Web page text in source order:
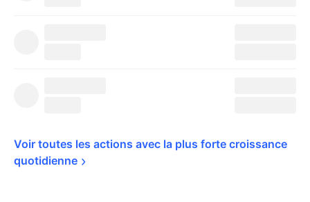
quotidienne